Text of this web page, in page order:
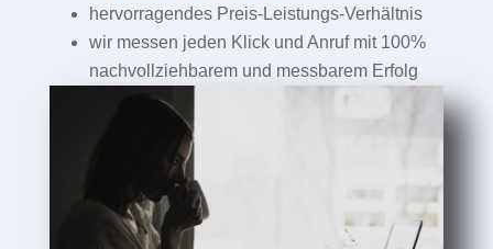
hervorragendes Preis-Leistungs-Verhältnis
wir messen jeden Klick und Anruf mit 100%
nachvollziehbarem und messbarem Erfolg